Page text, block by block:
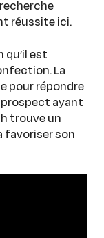
réussite ici.
est
La
pour répondre
prospect ayant
trouve un
favoriser son